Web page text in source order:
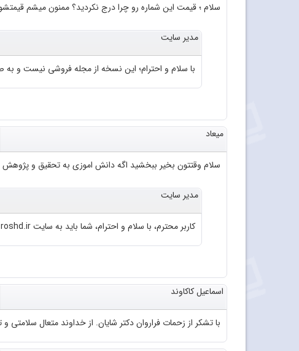
سلام ؛ قیمت این شماره رو چرا درج نکردید؟ ممنون میشم
مدیر سایت
با سلام و احترام؛ این نسخه از مجله فروشی نیست و
میعاد
سلام وقتتون بخیر ببخشید اگه دانش اموزی به تحقیق و پژوهش
مدیر سایت
کاربر محترم، با سلام و احترام، شما باید به سایت roshd.ir مراجعه فرمایید.
اسماعیل کاکاوند
با تشکر از زحمات فراروان دکتر شایان. از خداوند متعال سلامتی